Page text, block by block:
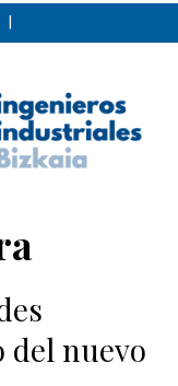
del nuevo
Leihatila